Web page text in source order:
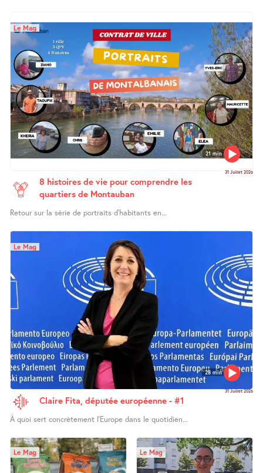
21 min
Le Mag
31 Juillet 2026
8 histoires de vie pour comprendre les
quartiers de Montauban
Retour sur la série de portraits d’habitants en...
28 min
Le Mag
31 Juillet 2026
Claire Fita, députée européenne - #1
À quoi sert concrètement l’Europe dans le quotidien...
Le Mag Le Mag